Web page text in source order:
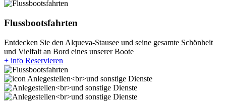
Flussbootsfahrten
Entdecken Sie den Alqueva-Stausee und seine gesamte Schönheit
und Vielfalt an Bord eines unserer Boote
+ info Reservieren